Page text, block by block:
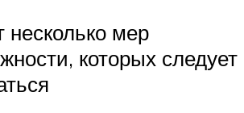
несколько мер
которых следует